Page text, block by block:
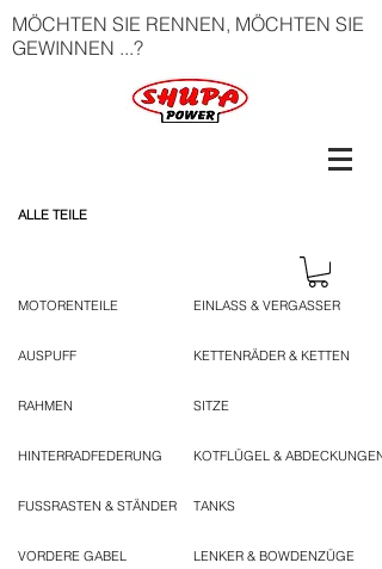
MÖCHTEN SIE RENNEN, MÖCHTEN SIE
GEWINNEN ...?
ALLE TEILE
MOTORENTEILE
AUSPUFF
RAHMEN
HINTERRADFEDERUNG
FUSSRASTEN & STÄNDER
VORDERE GABEL
EINLASS & VERGASSER
KETTENRÄDER & KETTEN
SITZE
KOTFLÜGEL & ABDECKUNGEN
TANKS
LENKER & BOWDENZÜGE